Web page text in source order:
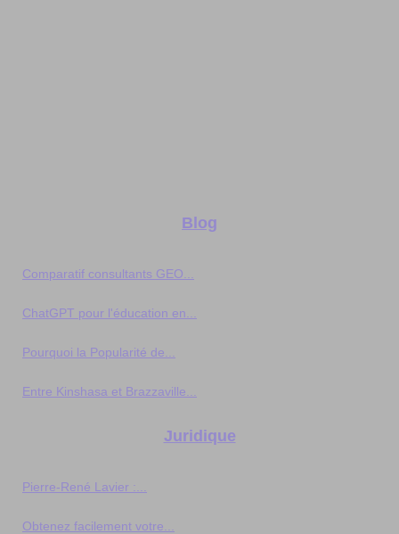
Blog
Comparatif consultants GEO...
ChatGPT pour l'éducation en...
Pourquoi la Popularité de...
Entre Kinshasa et Brazzaville...
Juridique
Pierre-René Lavier :...
Obtenez facilement votre...